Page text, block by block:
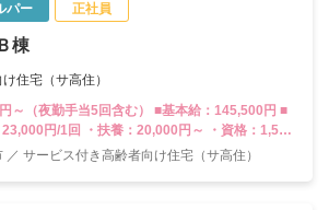
パー 正社員
棟
住宅（サ高住）
手当5回含む） ■基本給：145,500円 ■
円/1回 ・扶養：20,000円～ ・資格：1,500
円） ・住居：3,000円～ ・皆勤手当：
サービス付き高齢者向け住宅（サ高住）